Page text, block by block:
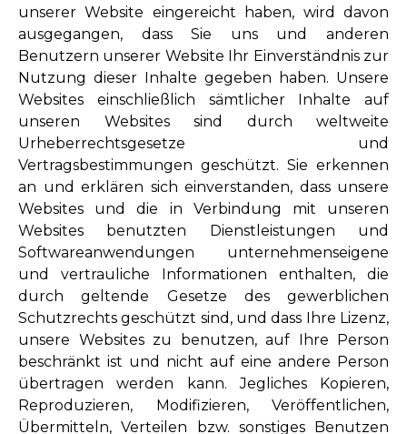
unserer Website eingereicht haben, wird davon
ausgegangen, dass Sie uns und anderen
Benutzern unserer Website Ihr Einverständnis zur
Nutzung dieser Inhalte gegeben haben. Unsere
Websites einschließlich sämtlicher Inhalte auf
unseren Websites sind durch weltweite
Urheberrechtsgesetze und
Vertragsbestimmungen geschützt. Sie erkennen
an und erklären sich einverstanden, dass unsere
Websites und die in Verbindung mit unseren
Websites benutzten Dienstleistungen und
Softwareanwendungen unternehmenseigene
und vertrauliche Informationen enthalten, die
durch geltende Gesetze des gewerblichen
Schutzrechts geschützt sind, und dass Ihre Lizenz,
unsere Websites zu benutzen, auf Ihre Person
beschränkt ist und nicht auf eine andere Person
übertragen werden kann. Jegliches Kopieren,
Reproduzieren, Modifizieren, Veröffentlichen,
Übermitteln, Verteilen bzw. sonstiges Benutzen